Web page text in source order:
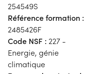
254549S
Référence formation :
2485426F
Code NSF : 227 -
Energie, génie
climatique